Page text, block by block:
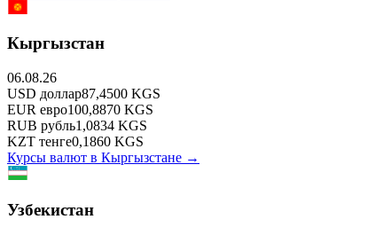
Кыргызстан
06.08.26
USD доллар87,4500 KGS
EUR евро100,8870 KGS
RUB рубль1,0834 KGS
KZT тенге0,1860 KGS
Курсы валют в Кыргызстане →
Узбекистан